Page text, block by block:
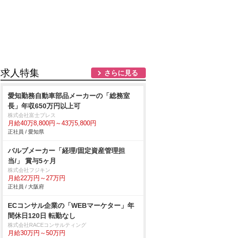
求人特集 さらに見る
愛知勤務自動車部品メーカーの「総務室
長」年収650万円以上可
株式会社富士プレス
月給40万8,800円～43万5,800円
正社員 / 愛知県
バルブメーカー「経理/固定資産管理担
当/」 賞与5ヶ月
株式会社フジキン
月給22万円～27万円
正社員 / 大阪府
ECコンサル企業の「WEBマーケター」年
間休日120日 転勤なし
株式会社RACEコンサルティング
月給30万円～50万円